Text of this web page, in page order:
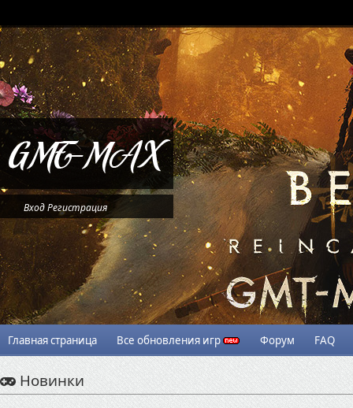
ВходРегистрация
Главная страница Все обновления игр Форум FAQ
Новинки